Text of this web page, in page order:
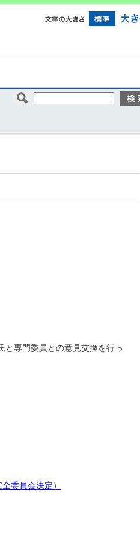
と専門委員との意見交換を行っ
委員会決定）